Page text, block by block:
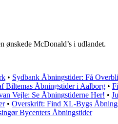
ønskede McDonald’s i udlandet.
• Sydbank Åbningstider: Få
Biltemas Åbningstider i Aalborg •
Vejle: Se Åbningstiderne Her! •
• Overskrift: Find XL-Bygs
Bycenters Åbningstider